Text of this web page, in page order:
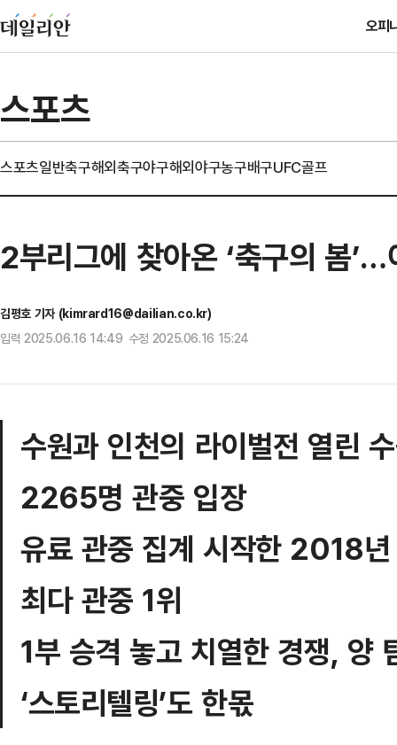
오피
스포츠
스포츠일반축구해외축구야구해외야구농구배구UFC골프
2부리그에 찾아온 ‘축구의 봄
김평호 기자 (kimrard16@dailian.co.kr)
입력 2025.06.16 14:49 수정 2025.06.16 15:24
수원과 인천의 라이벌전 열린
2265명 관중 입장
유료 관중 집계 시작한 2018
최다 관중 1위
1부 승격 놓고 치열한 경쟁, 양
‘스토리텔링’도 한몫